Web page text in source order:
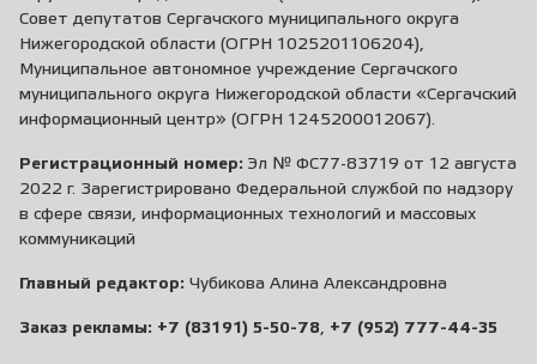
Совет депутатов Сергачского муниципального округа
Нижегородской области (ОГРН 1025201106204),
Муниципальное автономное учреждение Сергачского
муниципального округа Нижегородской области «Сергачский
информационный центр» (ОГРН 1245200012067).
Регистрационный номер: Эл № ФС77-83719 от 12 августа
2022 г. Зарегистрировано Федеральной службой по надзору
в сфере связи, информационных технологий и массовых
коммуникаций
Главный редактор: Чубикова Алина Александровна
Заказ рекламы: +7 (83191) 5-50-78, +7 (952) 777-44-35